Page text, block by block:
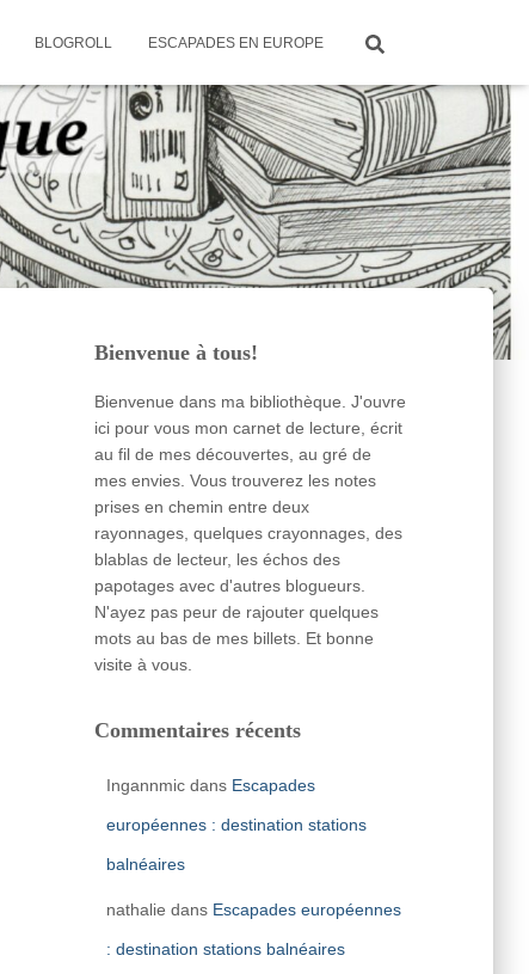
BLOGROLL ESCAPADES EN EUROPE
Bienvenue à tous!
Bienvenue dans ma bibliothèque. J'ouvre
ici pour vous mon carnet de lecture, écrit
au fil de mes découvertes, au gré de
mes envies. Vous trouverez les notes
prises en chemin entre deux
rayonnages, quelques crayonnages, des
blablas de lecteur, les échos des
papotages avec d'autres blogueurs.
N'ayez pas peur de rajouter quelques
mots au bas de mes billets. Et bonne
visite à vous.
Commentaires récents
Ingannmicdans Escapades
européennes : destination stations
balnéaires
nathalie dans Escapades européennes
: destination stations balnéaires